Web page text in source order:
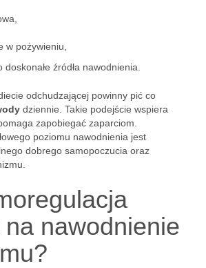
w pożywieniu,
źródła nawodnienia.
odchudzającej powinny pić co
dziennie. Takie podejście wspiera
zapobiegać zaparciom.
poziomu nawodnienia jest
dobrego samopoczucia oraz
na nawodnienie